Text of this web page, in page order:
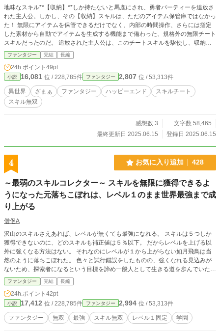
地味なスキル**【収納】**しか持たないと馬鹿にされ、勇者パーティーを追放さ
れた主人公。しかし、その【収納】スキルは、ただのアイテム保管庫ではなかっ
た！ 無限にアイテムを保管できるだけでなく、内部の時間操作、さらには指定
した素材から自動でアイテムを生成する機能まで備わった、規格外の無限チート
スキルだったのだ。 追放された主人公は、このチートスキルを駆使し、収納空
間の中に自分だけの理想のダンジョンを創造。そこで伝説級のアイテムを量産
し、いずれ世界を驚かせる存在となる。そして、かつて自分を蔑み、追放した者
たちへの爽快なざまぁが始まる。
ファンタジー 完結 長編
24h.ポイント 49pt
小説 16,081 位 / 228,785件 ファンタジー 2,807 位 / 53,313件
異世界 ざまぁ ファンタジー ハッピーエンド
スキルチート
スキル無双
感想数 3
文字数 58,465
最終更新日 2025.06.15
登録日 2025.06.15
4 お気に入り追加 428
～最弱のスキルコレクター～ スキルを無限に獲得できるよ
うになった元落ちこぼれは、レベル１のまま世界最強まで成
り上がる
僧侶A
沢山のスキルさえあれば、レベルが無くても最強になれる。 スキルは５つしか
獲得できないのに、どのスキルも補正値は５％以下。 だからレベルを上げる以
外に強くなる方法はない。 それなのにレベルが１から上がらない如月飛鳥は当
然のように落ちこぼれた。 色々と試行錯誤をしたものの、強くなれる見込みが
ないため、探索者になるという目標を諦め一般人として生きる道を歩んでいた。
しかしある日、５つしか獲得できないはずのスキルをいくらでも獲得できること
に気づく。 ここで如月飛鳥は考えた。いくらスキルの一つ一つが大したことが
無くても、100個、200個と大量に集めたのならレベルを上げるのと同様に強く
なれるのではないかと。 一つの光明を見出した主人公は、最強への道を一直線
に突き進む。 土曜日以外は毎日投稿してます。
ファンタジー 完結 長編
24h.ポイント 42pt
小説 17,412 位 / 228,785件 ファンタジー 2,994 位 / 53,313件
ファンタジー 無双 最強 スキル無双 レベル１固定 学園